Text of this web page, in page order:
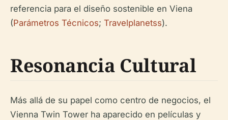
referencia para el diseño sostenible en Viena
(Parámetros Técnicos; Travelplanetss).
Resonancia Cultural
Más allá de su papel como centro de negocios, el
Vienna Twin Tower ha aparecido en películas y